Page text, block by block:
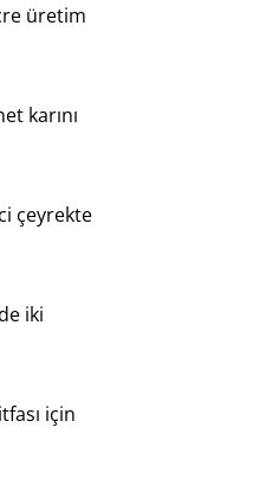
üretim
karını
çeyrekte
iki
için